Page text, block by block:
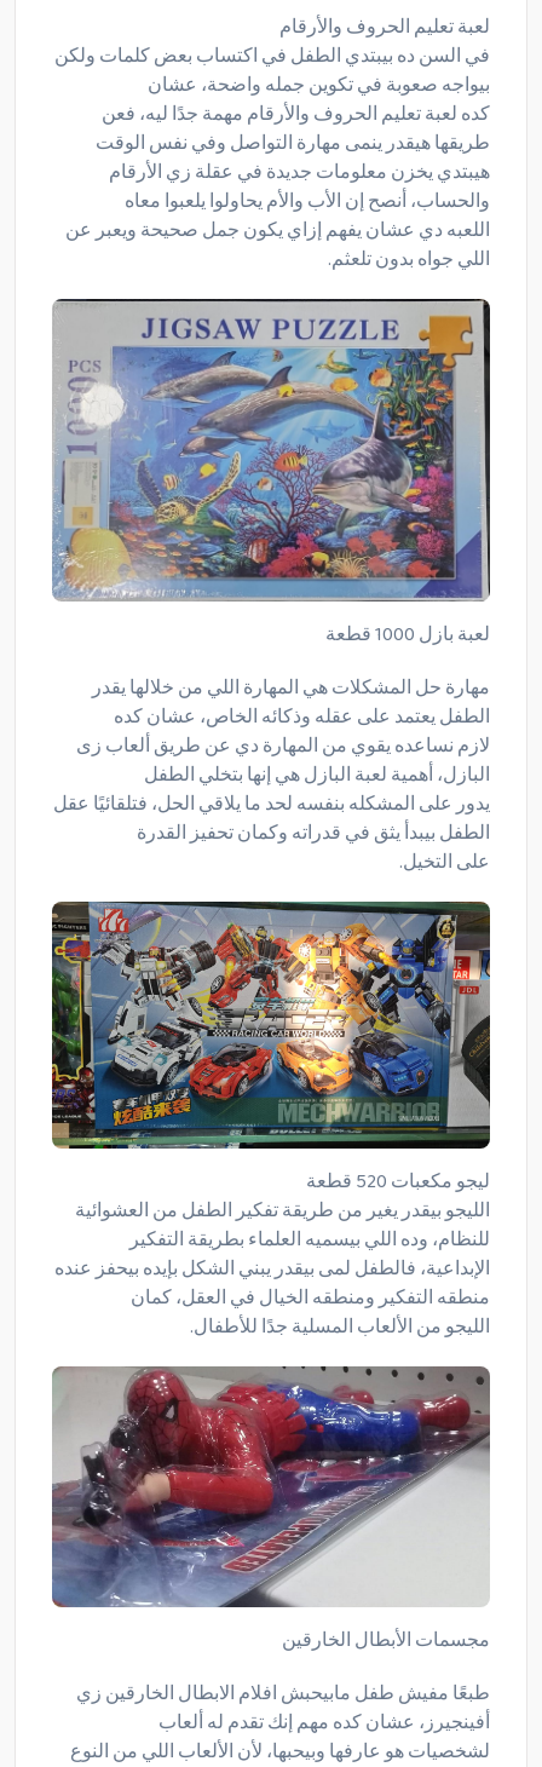
لعبة تعليم الحروف والأرقام
في السن ده بيبتدي الطفل في اكتساب بعض كلمات ولكن
بيواجه صعوبة في تكوين جمله واضحة، عشان
كده لعبة تعليم الحروف والأرقام مهمة جدًا ليه، فعن
طريقها هيقدر ينمى مهارة التواصل وفي نفس الوقت
هيبتدي يخزن معلومات جديدة في عقلة زي الأرقام
والحساب، أنصح إن الأب والأم يحاولوا يلعبوا معاه
اللعبه دي عشان يفهم إزاي يكون جمل صحيحة ويعبر عن
اللي جواه بدون تلعثم.
لعبة بازل 1000 قطعة
مهارة حل المشكلات هي المهارة اللي من خلالها يقدر
الطفل يعتمد على عقله وذكائه الخاص، عشان كده
لازم نساعده يقوي من المهارة دي عن طريق ألعاب زى
البازل، أهمية لعبة البازل هي إنها بتخلي الطفل
يدور على المشكله بنفسه لحد ما يلاقي الحل، فتلقائيًا عقل
الطفل بيبدأ يثق في قدراته وكمان تحفيز القدرة
على التخيل.
ليجو مكعبات 520 قطعة
الليجو بيقدر يغير من طريقة تفكير الطفل من العشوائية
للنظام، وده اللي بيسميه العلماء بطريقة التفكير
الإبداعية، فالطفل لمى بيقدر يبني الشكل بإيده بيحفز عنده
منطقه التفكير ومنطقه الخيال في العقل، كمان
الليجو من الألعاب المسلية جدًا للأطفال.
مجسمات الأبطال الخارقين
طبعًا مفيش طفل مابيحبش افلام الابطال الخارقين زي
أفينجيرز، عشان كده مهم إنك تقدم له ألعاب
لشخصيات هو عارفها وبيحبها، لأن الألعاب اللي من النوع